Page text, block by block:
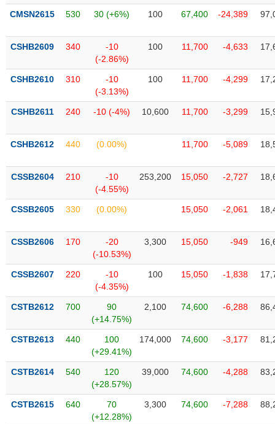
liệu
Tâm
lý
CMSN2615 530 30 (+6%) 100 67,400 -24,389
CSHB2609 340
-10
(-2.86%)
100 11,700 -4,633
CSHB2610 310
-10
(-3.13%)
100 11,700 -4,299
CSHB2611 240 -10 (-4%) 10,600 11,700 -3,299
CSHB2612 440 (0.00%) 11,700 -5,089
CSSB2604 210
-10
(-4.55%)
253,200 15,050 -2,727
CSSB2605 330 (0.00%) 15,050 -2,061
CSSB2606 170
-20
(-10.53%)
3,300 15,050 -949
CSSB2607 220
-10
(-4.35%)
100 15,050 -1,838
CSTB2612 700
90
(+14.75%)
2,100 74,600 -6,288
CSTB2613 440
100
(+29.41%)
174,000 74,600 -3,177
CSTB2614 540
120
(+28.57%)
39,000 74,600 -4,288
CSTB2615 640
70
(+12.28%)
3,300 74,600 -7,288
TIÊU
KHÔNG
YẾU
TIÊU
DÙNG
CHĂM
SÓC
KHỎE